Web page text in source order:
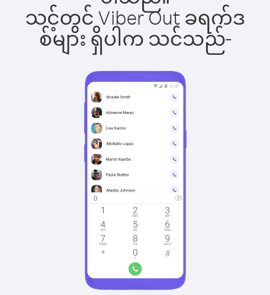
သင့်တွင် Viber Out ခရက်ဒ
စ်များ ရှိပါက သင်သည်-